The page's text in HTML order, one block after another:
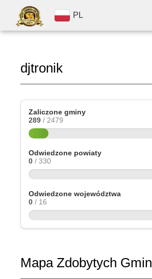
PL
djtronik
Zaliczone gminy
289 / 2479
Odwiedzone powiaty
0 / 330
Odwiedzone województwa
0 / 16
Mapa Zdobytych Gmin